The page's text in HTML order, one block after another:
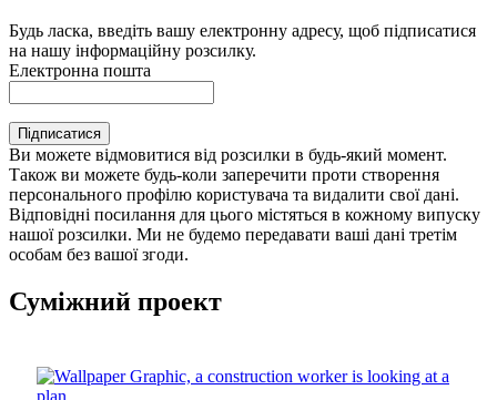
Будь ласка, введіть вашу електронну адресу, щоб підписатися
на нашу інформаційну розсилку.
Електронна пошта
Підписатися
Ви можете відмовитися від розсилки в будь-який момент.
Також ви можете будь-коли заперечити проти створення
персонального профілю користувача та видалити свої дані.
Відповідні посилання для цього містяться в кожному випуску
нашої розсилки. Ми не будемо передавати ваші дані третім
особам без вашої згоди.
Суміжний проект